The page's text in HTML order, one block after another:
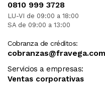
0810 999 3728
LU-VI de 09:00 a 18:00
SA de 09:00 a 13:00
Cobranza de créditos:
Servicios a empresas:
Ventas corporativas